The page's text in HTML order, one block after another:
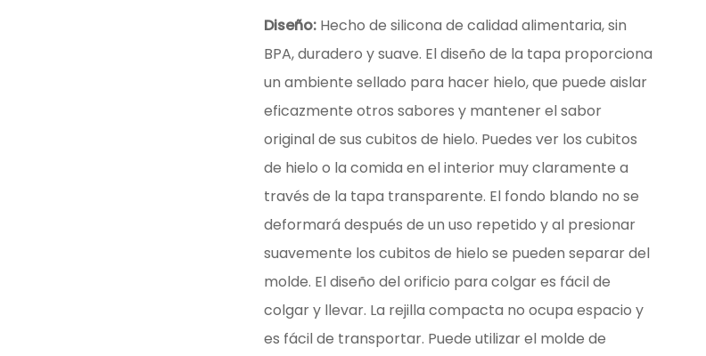
Diseño: Hecho de silicona de calidad alimentaria, sin
BPA, duradero y suave. El diseño de la tapa proporciona
un ambiente sellado para hacer hielo, que puede aislar
eficazmente otros sabores y mantener el sabor
original de sus cubitos de hielo. Puedes ver los cubitos
de hielo o la comida en el interior muy claramente a
través de la tapa transparente. El fondo blando no se
deformará después de un uso repetido y al presionar
suavemente los cubitos de hielo se pueden separar del
molde. El diseño del orificio para colgar es fácil de
colgar y llevar. La rejilla compacta no ocupa espacio y
es fácil de transportar. Puede utilizar el molde de